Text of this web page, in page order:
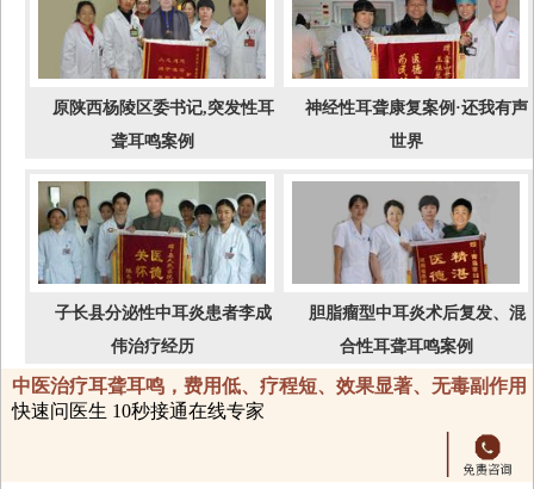
原陕西杨陵区委书记,突发性耳
聋耳鸣案例
神经性耳聋康复案例·还我有声
世界
子长县分泌性中耳炎患者李成
伟治疗经历
胆脂瘤型中耳炎术后复发、混
合性耳聋耳鸣案例
中医治疗耳聋耳鸣，费用低、疗程短、效果显著、无毒副作用
快速问医生 10秒接通在线专家